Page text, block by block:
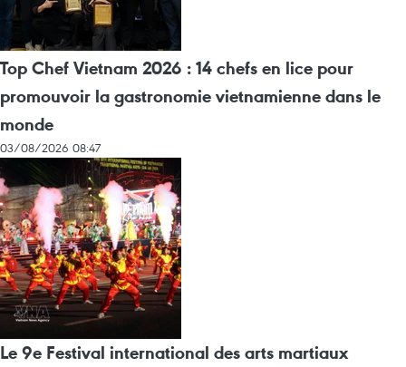
Top Chef Vietnam 2026 : 14 chefs en lice pour
promouvoir la gastronomie vietnamienne dans le
monde
03/08/2026 08:47
Le 9e Festival international des arts martiaux